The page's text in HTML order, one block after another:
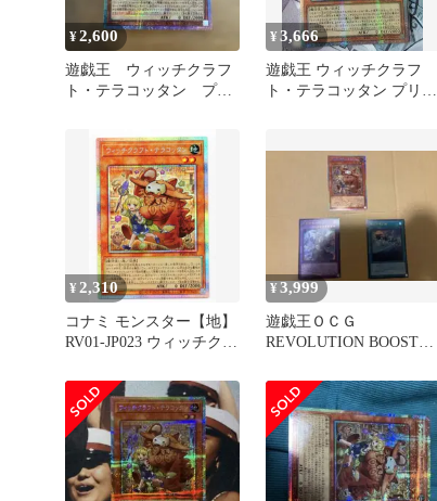
¥2,600
遊戯王 ウィッチクラフ
ト・テラコッタン プリ
¥3,666
遊戯王 ウィッチクラフ
ト・テラコッタン プリズ
¥2,310
コナミ モンスター【地】
RV01-JP023 ウィッチクラ
ズマ
¥3,999
遊戯王ＯＣＧ
REVOLUTION BOOSTER
ズ